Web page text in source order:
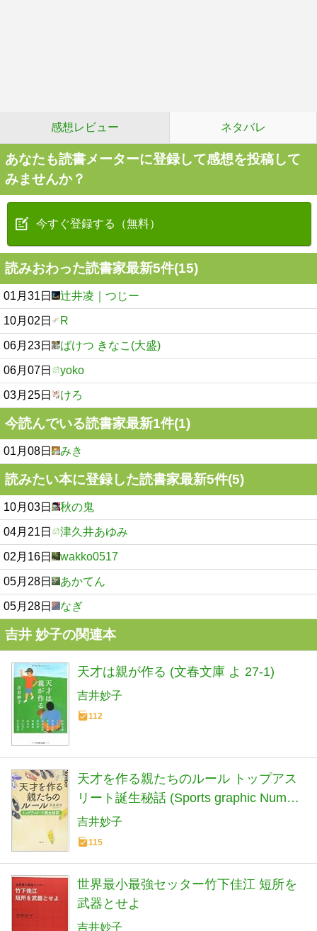
感想レビュー ネタバレ
あなたも読書メーターに登録して感想を投稿して
みませんか？
今すぐ登録する（無料）
読みおわった読書家最新5件(15)
01月31日 辻井凌｜つじー
10月02日 R
06月23日 ばけつ きなこ(大盛)
06月07日 yoko
03月25日 けろ
今読んでいる読書家最新1件(1)
01月08日 みき
読みたい本に登録した読書家最新5件(5)
10月03日 秋の鬼
04月21日 津久井あゆみ
02月16日 wakko0517
05月28日 あかてん
05月28日 なぎ
吉井 妙子の関連本
天才は親が作る (文春文庫 よ 27-1)
吉井妙子
112
天才を作る親たちのルール トップアス
リート誕生秘話 (Sports graphic Number
books)
吉井妙子
115
世界最小最強セッター竹下佳江 短所を
武器とせよ
吉井妙子